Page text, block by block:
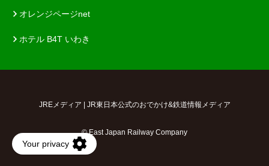
オレンジページnet
ホテル B4T いわき
JREメディア | JR東日本公式のおでかけ&鉄道情報メディア
© East Japan Railway Company